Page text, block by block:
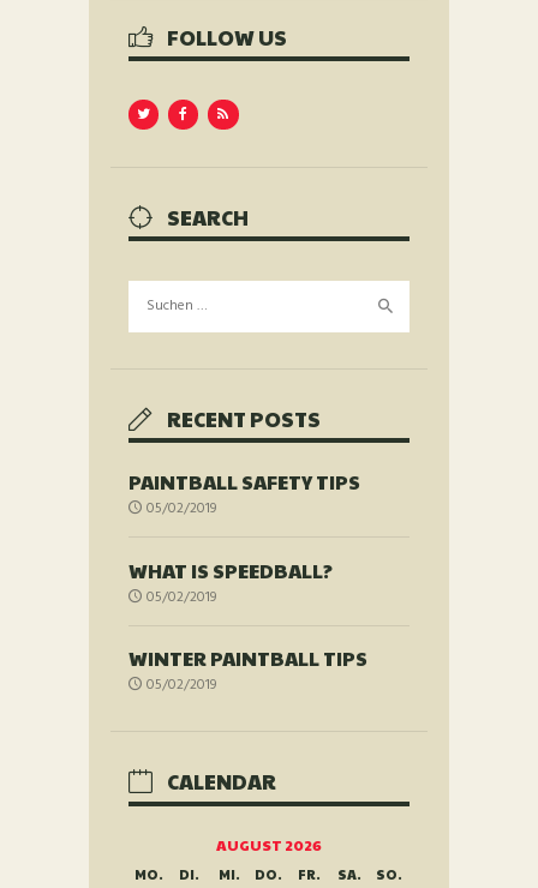
FOLLOW US
SEARCH
nach:
RECENT POSTS
PAINTBALL SAFETY TIPS
05/02/2019
WHAT IS SPEEDBALL?
05/02/2019
WINTER PAINTBALL TIPS
05/02/2019
CALENDAR
AUGUST 2026
MO. DI. MI. DO. FR. SA. SO.